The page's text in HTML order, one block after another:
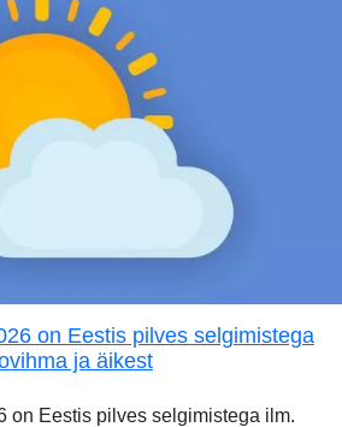
on Eestis pilves selgimistega
ja äikest
on Eestis pilves selgimistega ilm.